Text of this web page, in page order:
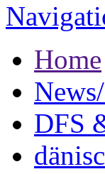
Home
DFS